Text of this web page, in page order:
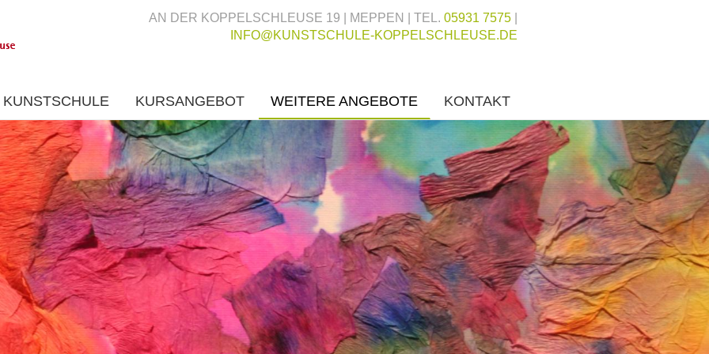
AN DER KOPPELSCHLEUSE 19 | MEPPEN | TEL. 05931 7575|
INFO@KUNSTSCHULE-KOPPELSCHLEUSE.DE
KURSANGEBOT WEITERE ANGEBOTE KONTAKT